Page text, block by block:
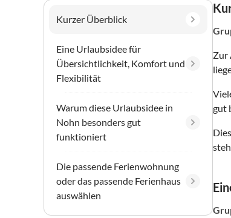
Kurzer Überblick
Eine Urlaubsidee für
Übersichtlichkeit, Komfort und
Flexibilität
Warum diese Urlaubsidee in
Nohn besonders gut
funktioniert
Die passende Ferienwohnung
oder das passende Ferienhaus
auswählen
Zur
gut